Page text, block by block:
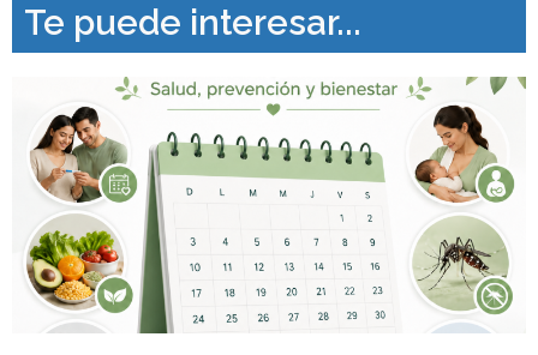
Te puede interesar...